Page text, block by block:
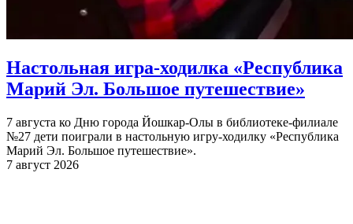
Настольная игра-ходилка «Республика
Марий Эл. Большое путешествие»
7 августа ко Дню города Йошкар-Олы в библиотеке-филиале
№27 дети поиграли в настольную игру-ходилку «Республика
Марий Эл. Большое путешествие».
7 август 2026